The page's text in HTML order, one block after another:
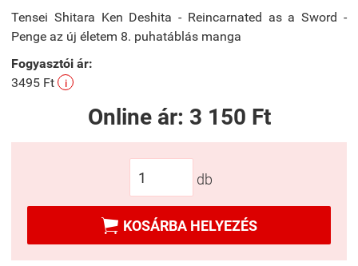
Tensei Shitara Ken Deshita - Reincarnated as a Sword -
Penge az új életem 8. puhatáblás manga
Fogyasztói ár:
3495 Ft
i
Online ár: 3 150 Ft
db
 KOSÁRBA HELYEZÉS